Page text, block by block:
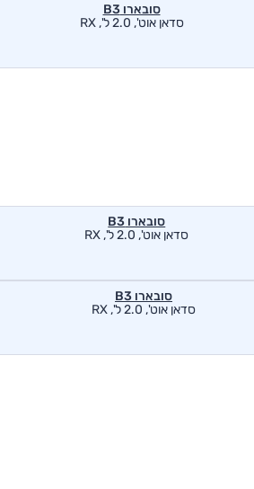
סובארו B3
סדאן אוט', 2.0 ל', RX
סובארו B3
סדאן אוט', 2.0 ל', RX
סובארו B3
סדאן אוט', 2.0 ל', RX